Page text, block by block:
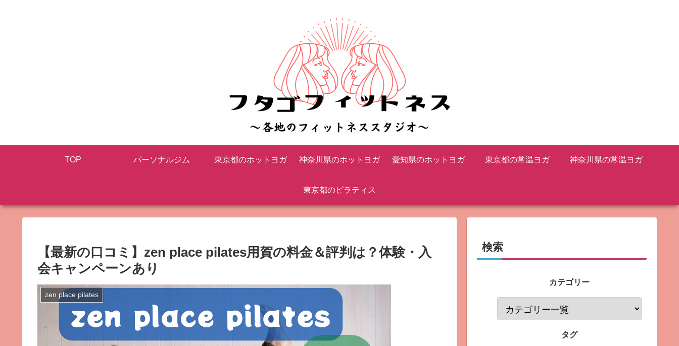
TOP パーソナルジム 東京都のホットヨガ 神奈川県のホットヨガ 愛知県のホットヨガ 東京都の常温ヨガ 神奈川県の常温ヨガ
東京都のピラティス
【最新の口コミ】zen place pilates用賀の料金＆評判は？体験・入
会キャンペーンあり
zen place pilates
検索
カテゴリー
タグ